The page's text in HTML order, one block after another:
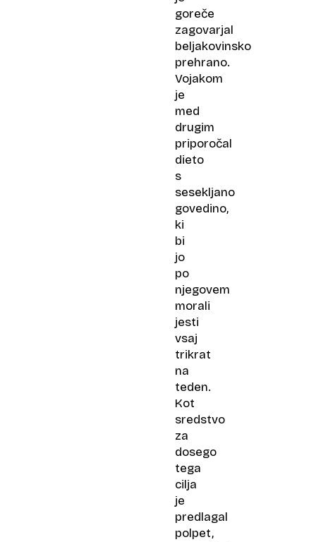
goreče
zagovarjal
beljakovinsko
prehrano.
Vojakom
je
med
drugim
priporočal
dieto
s
sesekljano
govedino,
ki
bi
jo
po
njegovem
morali
jesti
vsaj
trikrat
na
teden.
Kot
sredstvo
za
dosego
tega
cilja
je
predlagal
polpet,